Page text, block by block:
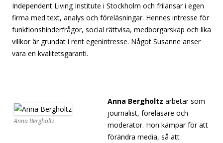
Independent Living Institute i Stockholm och frilansar i egen
firma med text, analys och föreläsningar. Hennes intresse för
funktionshinderfrågor, social rättvisa, medborgarskap och lika
villkor är grundat i rent egenintresse. Något Susanne anser
vara en kvalitetsgaranti.
Anna Bergholtz
Anna Bergholtz arbetar som
journalist, föreläsare och
moderator. Hon kämpar för att
förändra media, så att